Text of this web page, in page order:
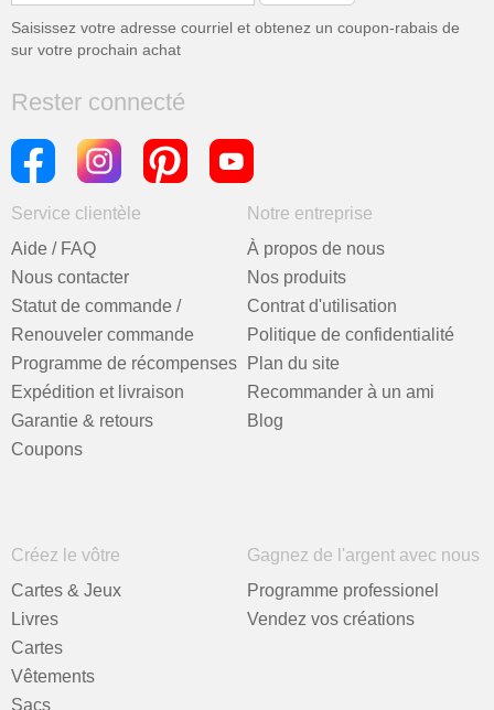
Saisissez votre adresse courriel et obtenez un coupon-rabais de
sur votre prochain achat
Rester connecté
Service clientèle
Aide / FAQ
Nous contacter
Statut de commande /
Renouveler commande
Programme de récompenses
Expédition et livraison
Garantie & retours
Coupons
Notre entreprise
À propos de nous
Nos produits
Contrat d'utilisation
Politique de confidentialité
Plan du site
Recommander à un ami
Blog
Créez le vôtre
Cartes & Jeux
Livres
Cartes
Vêtements
Sacs
Gagnez de l'argent avec nous
Programme professionel
Vendez vos créations